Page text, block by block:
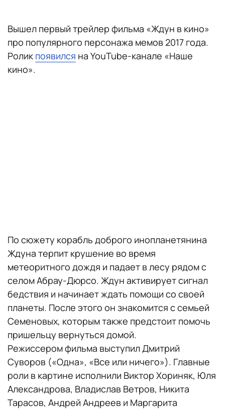
Вышел первый трейлер фильма «Ждун в кино»
про популярного персонажа мемов 2017 года.
Ролик появился на YouTube-канале «Наше
кино».
По сюжету корабль доброго инопланетянина
Ждуна терпит крушение во время
метеоритного дождя и падает в лесу рядом с
селом Абрау-Дюрсо. Ждун активирует сигнал
бедствия и начинает ждать помощи со своей
планеты. После этого он знакомится с семьей
Семеновых, которым также предстоит помочь
пришельцу вернуться домой.
Режиссером фильма выступил Дмитрий
Суворов («Одна», «Все или ничего»). Главные
роли в картине исполнили Виктор Хориняк, Юля
Александрова, Владислав Ветров, Никита
Тарасов, Андрей Андреев и Маргарита